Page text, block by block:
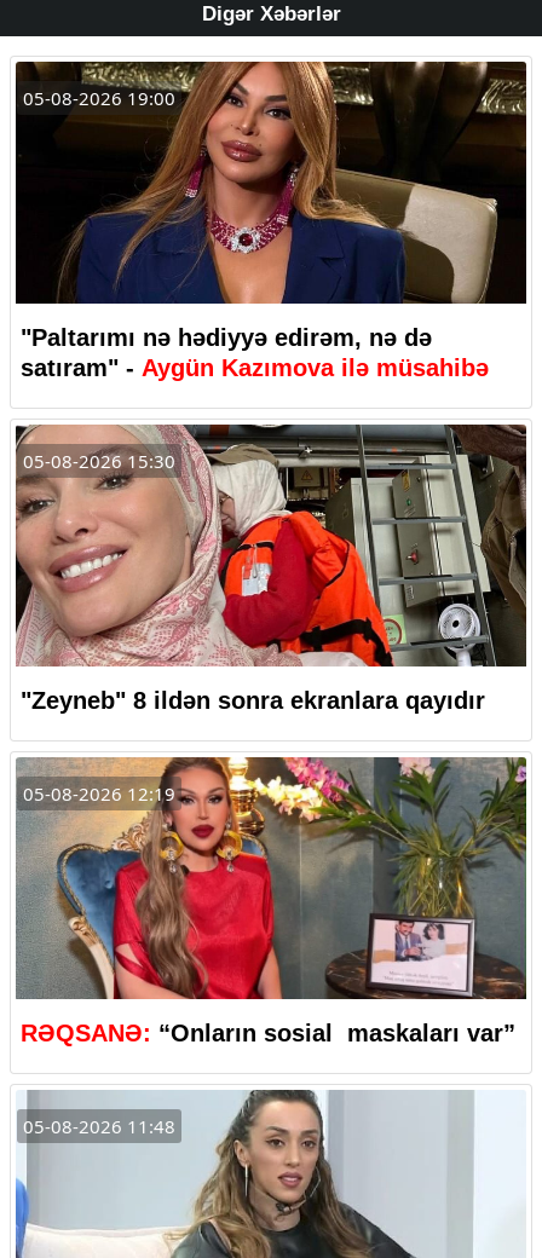
Digər Xəbərlər
05-08-2026 19:00
"Paltarımı nə hədiyyə edirəm, nə də
satıram" - Aygün Kazımova ilə müsahibə
05-08-2026 15:30
"Zeyneb" 8 ildən sonra ekranlara qayıdır
05-08-2026 12:19
RƏQSANƏ: “Onların sosial maskaları var”
05-08-2026 11:48